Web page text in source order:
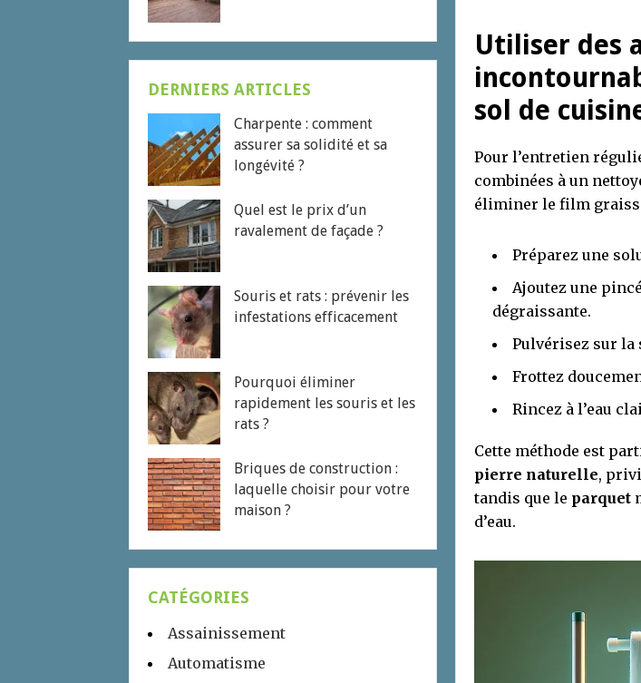
Utiliser des
sol de
Pour l’entretien
combinées à un
éliminer le film
Préparez une
Ajoutez une
dégraissante.
Pulvérisez sur la
Frottez
Rincez à l’eau
Cette méthode est
pierre naturelle,
tandis que le parquet
d’eau.
DERNIERS ARTICLES
Charpente : comment
assurer sa solidité et sa
longévité ?
Quel est le prix d’un
ravalement de façade ?
Souris et rats : prévenir les
infestations efficacement
Pourquoi éliminer
rapidement les souris et les
rats ?
Briques de construction :
laquelle choisir pour votre
maison ?
CATÉGORIES
Assainissement
Automatisme